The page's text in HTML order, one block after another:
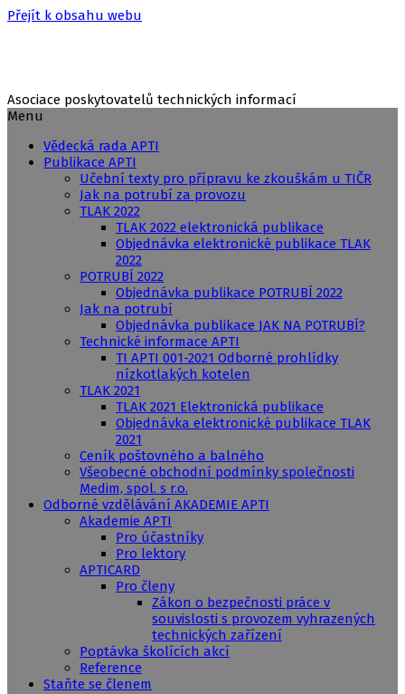
Přejít k obsahu webu
Asociace poskytovatelů technických informací
Menu
Vědecká rada APTI
Publikace APTI
Učební texty pro přípravu ke zkouškám u TIČR
Jak na potrubí za provozu
TLAK 2022
TLAK 2022 elektronická publikace
Objednávka elektronické publikace TLAK
2022
POTRUBÍ 2022
Objednávka publikace POTRUBÍ 2022
Jak na potrubí
Objednávka publikace JAK NA POTRUBÍ?
Technické informace APTI
TI APTI 001-2021 Odborné prohlídky
nízkotlakých kotelen
TLAK 2021
TLAK 2021 Elektronická publikace
Objednávka elektronické publikace TLAK
2021
Ceník poštovného a balného
Všeobecné obchodní podmínky společnosti
Medim, spol. s r.o.
Odborné vzdělávání AKADEMIE APTI
Akademie APTI
Pro účastníky
Pro lektory
APTICARD
Pro členy
Zákon o bezpečnosti práce v
souvislosti s provozem vyhrazených
technických zařízení
Poptávka školících akcí
Reference
Staňte se členem